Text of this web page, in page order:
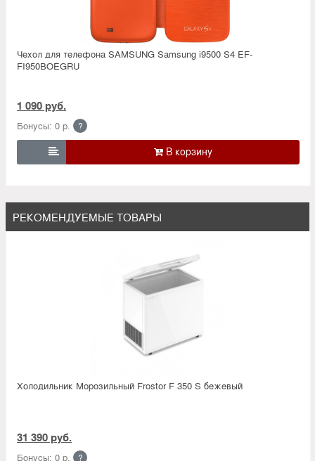
Чехол для телефона SAMSUNG Samsung i9500 S4 EF-
FI950BОEGRU
1 090 руб.
Бонусы: 0 р. ?

РЕКОМЕНДУЕМЫЕ ТОВАРЫ
Холодильник Морозильный Frostor F 350 S бежевый
31 390 руб.
Бонусы: 0 р. ?